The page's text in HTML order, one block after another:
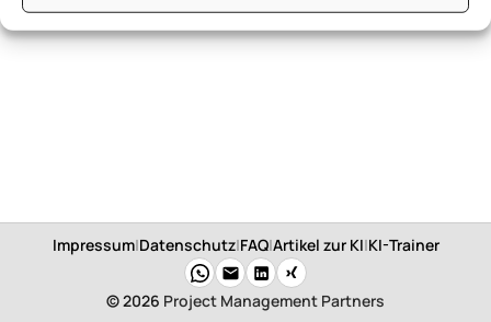
Impressum|Datenschutz|FAQ|Artikel zur KI|KI-Trainer
© 2026 Project Management Partners